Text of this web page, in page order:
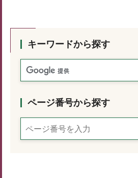
キーワードから探す
ページ番号から探す